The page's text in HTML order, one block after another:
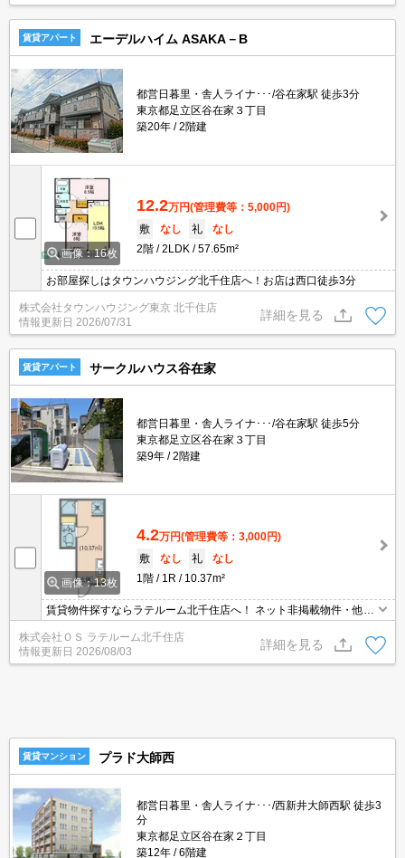
賃貸アパート エーデルハイム ASAKA－B
都営日暮里・舎人ライナ･･･/谷在家駅 徒歩3分
東京都足立区谷在家３丁目
築20年
2階建
画像：16枚
12.2万円(管理費等：5,000円)
敷
なし 礼
なし
2階
2LDK 57.65m²
お部屋探しはタウンハウジング北千住店へ！お店は西口徒歩3分
株式会社タウンハウジング東京 北千住店
情報更新日 2026/07/31
詳細を見る
賃貸アパート サークルハウス谷在家
都営日暮里・舎人ライナ･･･/谷在家駅 徒歩5分
東京都足立区谷在家３丁目
築9年
2階建
画像：13枚
4.2万円(管理費等：3,000円)
敷
なし 礼
なし
1階
1R 10.37m²
賃貸物件探すならラテルーム北千住店へ！ ネット非掲載物件・他社
様の物件もまとめてご案内いたします！！
株式会社ＯＳ ラテルーム北千住店
情報更新日 2026/08/03
詳細を見る
賃貸マンション プラド大師西
都営日暮里・舎人ライナ･･･/西新井大師西駅 徒歩3
分
東京都足立区谷在家２丁目
築12年
6階建